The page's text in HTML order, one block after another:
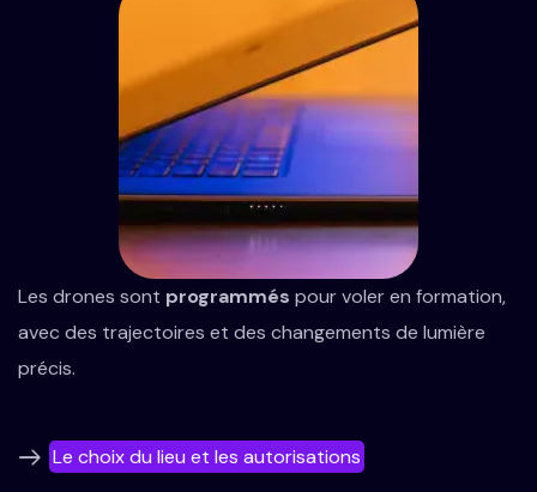
Les drones sont programmés pour voler en formation,
avec des trajectoires et des changements de lumière
précis.
Le choix du lieu et les autorisations